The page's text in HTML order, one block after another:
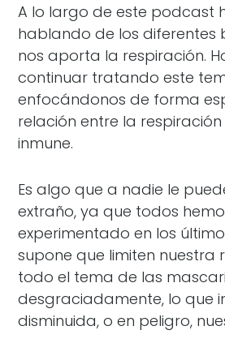
A lo largo de este podcast
hablando de los diferentes
nos aporta la respiración.
continuar tratando este
enfocándonos de forma
relación entre la respiración
inmune.
Es algo que a nadie le
extraño, ya que todos
experimentado en los
supone que limiten nuestra
todo el tema de las
desgraciadamente, lo que
disminuida, o en peligro,